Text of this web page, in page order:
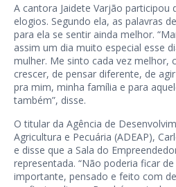
A cantora Jaidete Varjão
elogios. Segundo ela, as palavras
para ela se sentir ainda melhor.
assim um dia muito especial esse
mulher. Me sinto cada vez melhor,
crescer, de pensar diferente, de
pra mim, minha família e para
também”, disse.
O titular da Agência de
Agricultura e Pecuária (ADEAP),
e disse que a Sala do
representada. “Não poderia ficar
importante, pensado e feito com